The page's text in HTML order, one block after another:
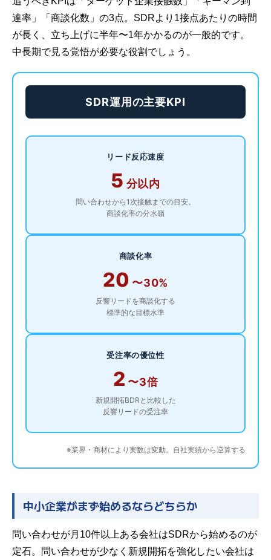
達率」「商談化数」の3点。SDRより1接点あたりの時間
が長く、立ち上げに半年〜1年かかるのが一般的です。
中長期で見る覚悟が必要な役割でしょう。
SDR運用の主要KPI
リード反応速度
5 分以内
問い合わせから1次接触までの目安。
商談化率の分水嶺
商談化率
20 〜30%
反響リードを商談化する
標準的な目標水準
受注率の優位性
2 〜3倍
新規開拓BDRと比較した
反響リードの受注率
※業界・商材により実数は変動。自社実績から逆算する
中小企業がまず始めるならどちらか
問い合わせが月10件以上ある会社はSDRから始めるのが
定石。問い合わせが少なく新規開拓を強化したい会社は